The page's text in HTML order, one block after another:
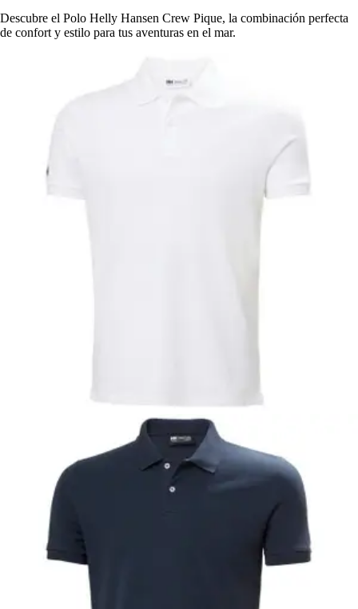
Descubre el Polo Helly Hansen Crew Pique, la combinación perfecta
de confort y estilo para tus aventuras en el mar.